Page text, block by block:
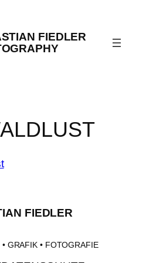
FIEDLER
FIEDLER
GRAFIK • FOTOGRAFIE